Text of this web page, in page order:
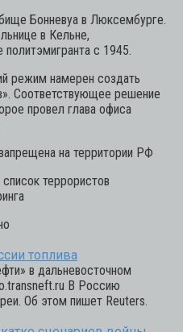
Бонневуа в Люксембурге.
в Кельне,
с 1945.
режим намерен создать
Соответствующее решение
провел глава офиса
на территории РФ
террористов
топлива
в дальневосточном
В Россию
Об этом пишет Reuters.